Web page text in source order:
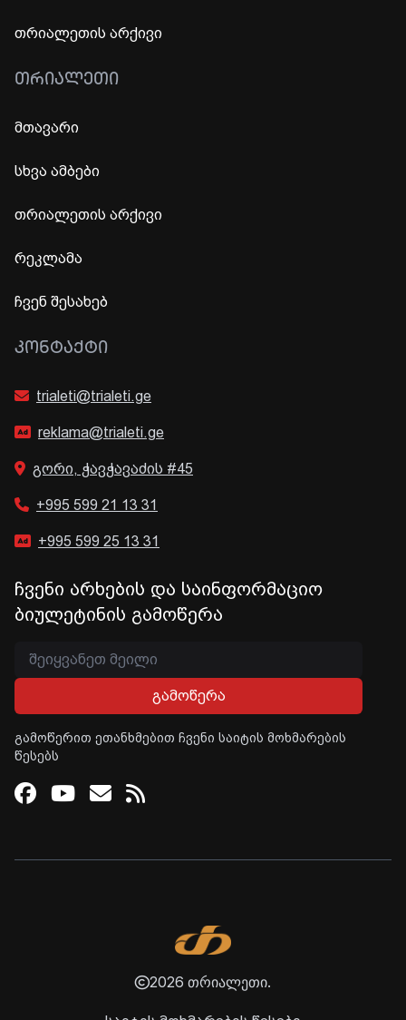
თრიალეთის არქივი
ᲗᲠᲘᲐᲚᲔᲗᲘ
მთავარი
სხვა ამბები
თრიალეთის არქივი
რეკლამა
ჩვენ შესახებ
ᲙᲝᲜᲢᲐᲥᲢᲘ
trialeti@trialeti.ge
reklama@trialeti.ge
გორი, ჭავჭავაძის #45
+995 599 21 13 31
+995 599 25 13 31
ჩვენი არხების და საინფორმაციო
ბიულეტინის გამოწერა
გამოწერა
გამოწერით ეთანხმებით ჩვენი საიტის მოხმარების
წესებს
Facebook
Youtube
Email
RSS
2026 თრიალეთი.